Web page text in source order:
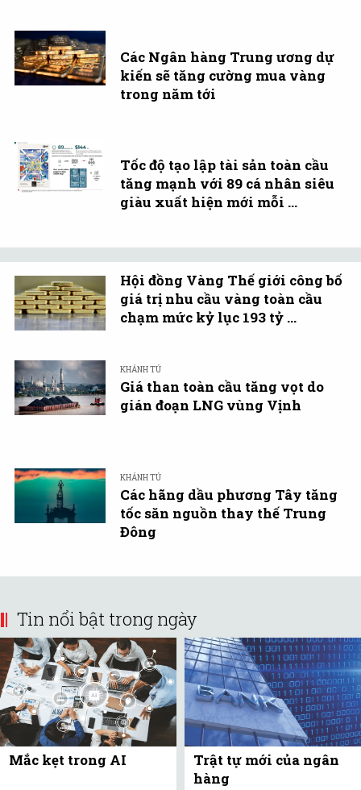
Các Ngân hàng Trung ương dự
kiến sẽ tăng cường mua vàng
trong năm tới
Tốc độ tạo lập tài sản toàn cầu
tăng mạnh với 89 cá nhân siêu
giàu xuất hiện mới mỗi ...
Hội đồng Vàng Thế giới công bố
giá trị nhu cầu vàng toàn cầu
chạm mức kỷ lục 193 tỷ ...
KHÁNH TÚ
Giá than toàn cầu tăng vọt do
gián đoạn LNG vùng Vịnh
KHÁNH TÚ
Các hãng dầu phương Tây tăng
tốc săn nguồn thay thế Trung
Đông
Tin nổi bật trong ngày
Mắc kẹt trong AI
Trật tự mới của ngân
hàng